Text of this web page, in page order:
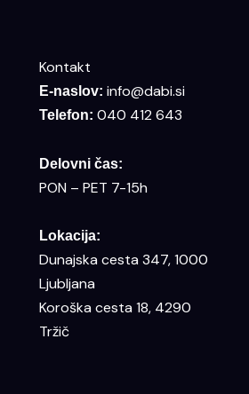
Kontakt
E-naslov: info@dabi.si
Telefon: 040 412 643
Delovni čas:
PON – PET 7-15h
Lokacija:
Dunajska cesta 347, 1000
Ljubljana
Koroška cesta 18, 4290
Tržič